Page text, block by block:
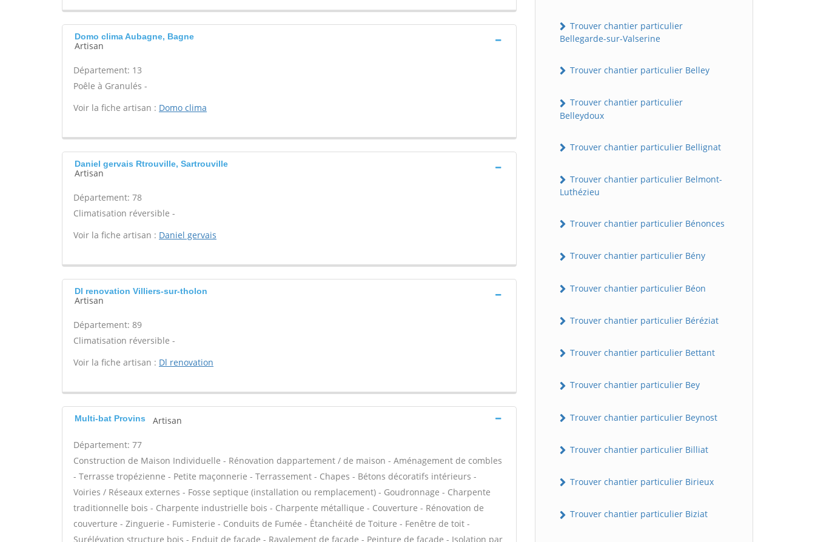
Domo clima Aubagne, Bagne
Artisan
Département: 13
Poêle à Granulés -
Voir la fiche artisan : Domo clima
Daniel gervais Rtrouville, Sartrouville
Artisan
Département: 78
Climatisation réversible -
Voir la fiche artisan : Daniel gervais
Dl renovation Villiers-sur-tholon
Artisan
Département: 89
Climatisation réversible -
Voir la fiche artisan : Dl renovation
Multi-bat Provins Artisan
Département: 77
Construction de Maison Individuelle - Rénovation dappartement / de maison - Aménagement de combles
- Terrasse tropézienne - Petite maçonnerie - Terrassement - Chapes - Bétons décoratifs intérieurs -
Voiries / Réseaux externes - Fosse septique (installation ou remplacement) - Goudronnage - Charpente
traditionnelle bois - Charpente industrielle bois - Charpente métallique - Couverture - Rénovation de
couverture - Zinguerie - Fumisterie - Conduits de Fumée - Étanchéité de Toiture - Fenêtre de toit -
Surélévation structure bois - Enduit de façade - Ravalement de façade - Peinture de façade - Isolation par
Trouver chantier particulier
Bellegarde-sur-Valserine
Trouver chantier particulier Belley
Trouver chantier particulier
Belleydoux
Trouver chantier particulier Bellignat
Trouver chantier particulier Belmont-
Luthézieu
Trouver chantier particulier Bénonces
Trouver chantier particulier Bény
Trouver chantier particulier Béon
Trouver chantier particulier Béréziat
Trouver chantier particulier Bettant
Trouver chantier particulier Bey
Trouver chantier particulier Beynost
Trouver chantier particulier Billiat
Trouver chantier particulier Birieux
Trouver chantier particulier Biziat